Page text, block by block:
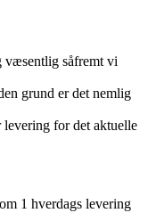
væsentlig såfremt vi
grund er det nemlig
levering for det aktuelle
1 hverdags levering